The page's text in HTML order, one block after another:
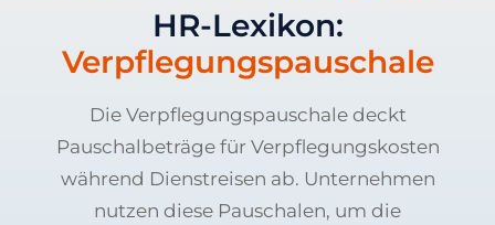
HR-Lexikon:
Verpflegungspauschale
Die Verpflegungspauschale deckt
Pauschalbeträge für Verpflegungskosten
während Dienstreisen ab. Unternehmen
nutzen diese Pauschalen, um die